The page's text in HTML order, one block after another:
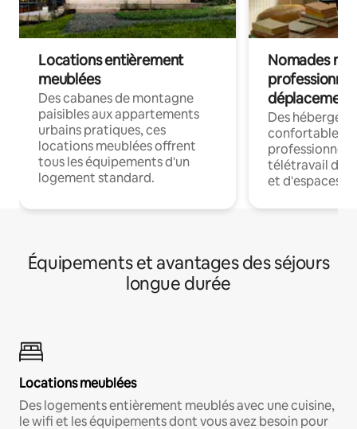
Locations entièrement
meublées
Des cabanes de montagne
paisibles aux appartements
urbains pratiques, ces
locations meublées offrent
tous les équipements d'un
logement standard.
Nomades
déplacement
Des
confortables
professionnels
télétravail
et d'espaces
Équipements et avantages des séjours
longue durée
Locations meublées
Des logements entièrement meublés avec une cuisine,
le wifi et les équipements dont vous avez besoin pour